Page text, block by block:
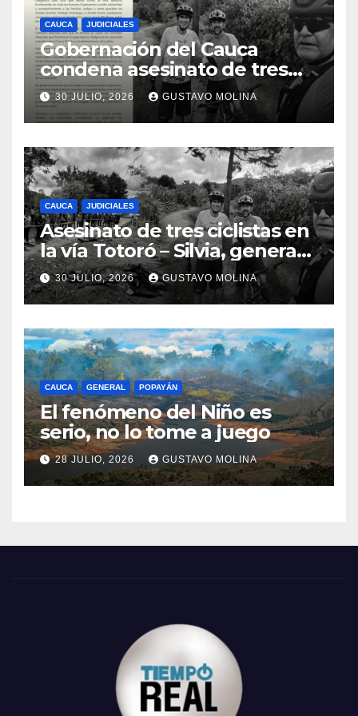
CAUCA JUDICIALES
Gobernación del Cauca
condena asesinato de tres
ciudadanos y exige medidas
urgentes al Gobierno
Nacional
30 JULIO, 2026 GUSTAVO MOLINA
CAUCA JUDICIALES
Asesinato de tres ciclistas en
la vía Totoró – Silvia, genera
consternación en el Cauca
30 JULIO, 2026 GUSTAVO MOLINA
CAUCA GENERAL POPAYÁN
El fenómeno del Niño es
serio, no lo tome a juego
28 JULIO, 2026 GUSTAVO MOLINA